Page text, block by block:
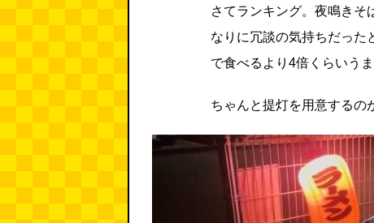
さてランキング。夜鳴きそ
なりに冗談の気持ちだった
で食べるより4倍くらいう
ちゃんと提灯を用意するの